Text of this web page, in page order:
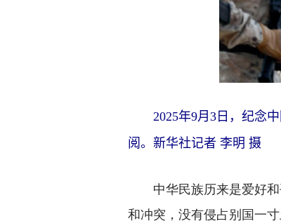
2025年9月3日，纪念
阅。新华社记者 李明 摄
中华民族历来是爱好和
和冲突，没有侵占别国一